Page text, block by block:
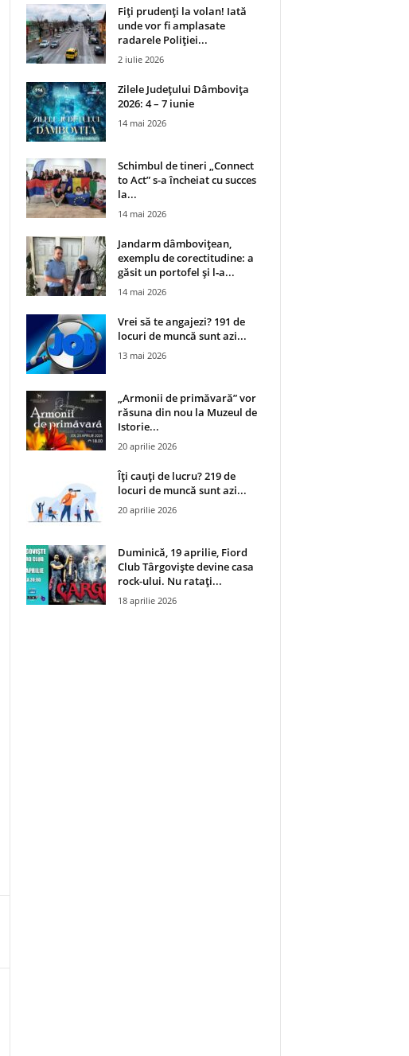
Fiți prudenți la volan! Iată
unde vor fi amplasate
radarele Poliției...
2 iulie 2026
Zilele Județului Dâmbovița
2026: 4 – 7 iunie
14 mai 2026
Schimbul de tineri „Connect
to Act” s-a încheiat cu succes
la...
14 mai 2026
Jandarm dâmbovițean,
exemplu de corectitudine: a
găsit un portofel și l‑a...
14 mai 2026
Vrei să te angajezi? 191 de
locuri de muncă sunt azi...
13 mai 2026
„Armonii de primăvară” vor
răsuna din nou la Muzeul de
Istorie...
20 aprilie 2026
Îți cauți de lucru? 219 de
locuri de muncă sunt azi...
20 aprilie 2026
Duminică, 19 aprilie, Fiord
Club Târgoviște devine casa
rock-ului. Nu ratați...
18 aprilie 2026